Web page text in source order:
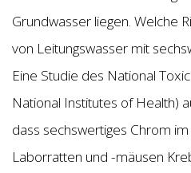
Grundwasser liegen. Welche
von Leitungswasser mit
Eine Studie des National
National Institutes of Health)
dass sechswertiges Chrom
Laborratten und -mäusen